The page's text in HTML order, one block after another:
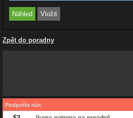
Zpět do poradny
Podpořte nás